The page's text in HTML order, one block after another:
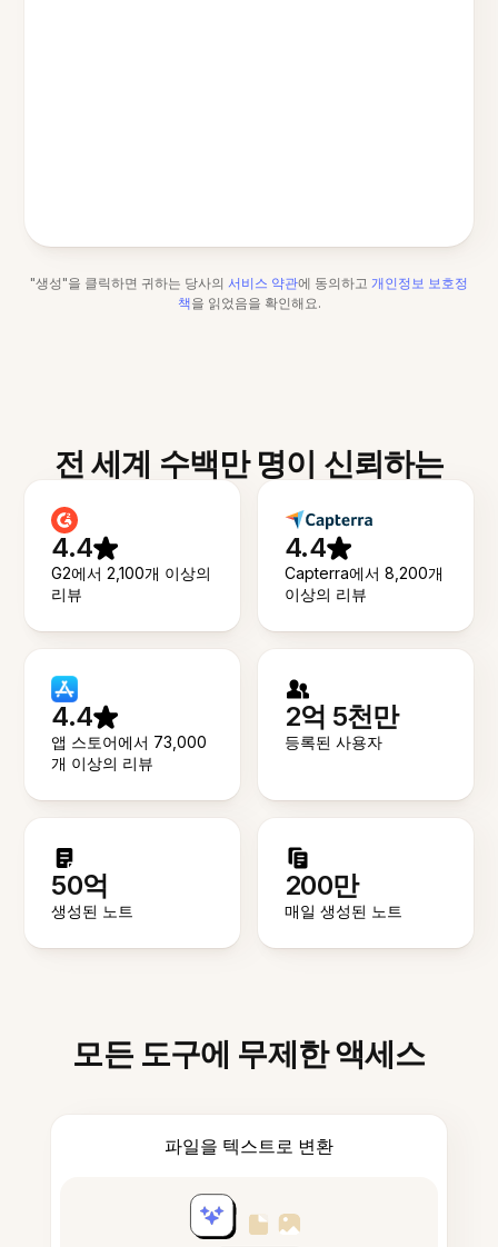
"생성"을 클릭하면 귀하는 당사의 서비스 약관에 동의하고 개인정보 보호정
책을 읽었음을 확인해요.
전 세계 수백만 명이 신뢰하는
4.4
G2에서 2,100개 이상의
리뷰
4.4
Capterra에서 8,200개
이상의 리뷰
4.4
앱 스토어에서 73,000
개 이상의 리뷰
2억 5천만
등록된 사용자
50억
생성된 노트
200만
매일 생성된 노트
모든 도구에 무제한 액세스
파일을 텍스트로 변환